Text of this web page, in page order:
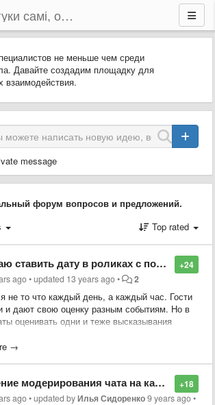
Пишемо відгуки самі, обговорюємо інші ідеї та пропозиції до Громадського Телебачення
не меньше чем среди
Давайте создадим площадку для
взаимодействия.
message
форум вопросов и предложений.
Top rated
+24
дату в роликах с пометкой "повтор"
ago•updated 13 years ago• 2
не то что каждый день, а каждый час. Гости
и дают свою оценку разным событиям. Но в
оценивать одни и теже высказывания
→
+18
чата на канале youtube.
ago•updated byИлья Сидоренко9 years ago•